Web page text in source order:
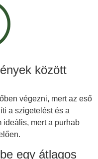
között
végezni, mert az eső
a szigetelést és a
ideális, mert a purhab
egy átlagos